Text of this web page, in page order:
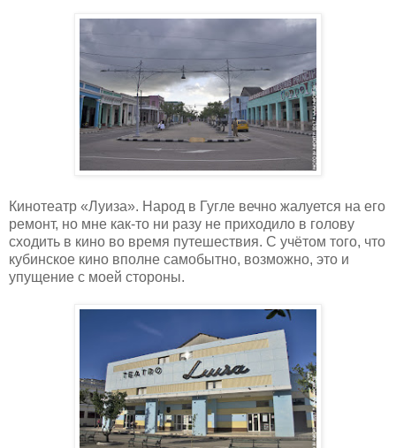
Кинотеатр «Луиза». Народ в Гугле вечно жалуется на его
ремонт, но мне как-то ни разу не приходило в голову
сходить в кино во время путешествия. С учётом того, что
кубинское кино вполне самобытно, возможно, это и
упущение с моей стороны.